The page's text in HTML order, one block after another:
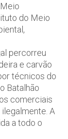
do Meio
percorreu
e carvão
técnicos do
Batalhão
comerciais
A
a todo o